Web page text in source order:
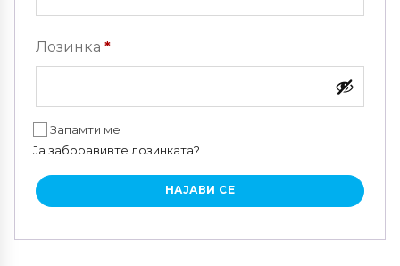
Лозинка *Задолжително
Запамти ме
Ја заборавивте лозинката?
НАЈАВИ СЕ